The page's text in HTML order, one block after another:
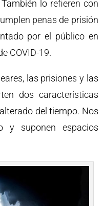
lo refieren con
penas de prisión
por el público en
COVID-19.
las prisiones y las
dos características
del tiempo. Nos
y suponen espacios